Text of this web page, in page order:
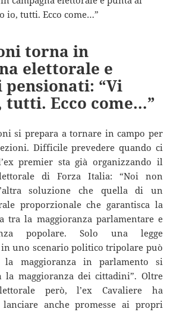
torna in
elettorale e
pensionati: “Vi
tutti. Ecco come…”
si prepara a tornare in campo per
Difficile prevedere quando ci
premier sta già organizzando il
di Forza Italia: “Noi non
soluzione che quella di un
proporzionale che garantisca la
tra la maggioranza parlamentare e
popolare. Solo una legge
uno scenario politico tripolare può
la maggioranza in parlamento si
maggioranza dei cittadini”. Oltre
però, l’ex Cavaliere ha
anche promesse ai propri